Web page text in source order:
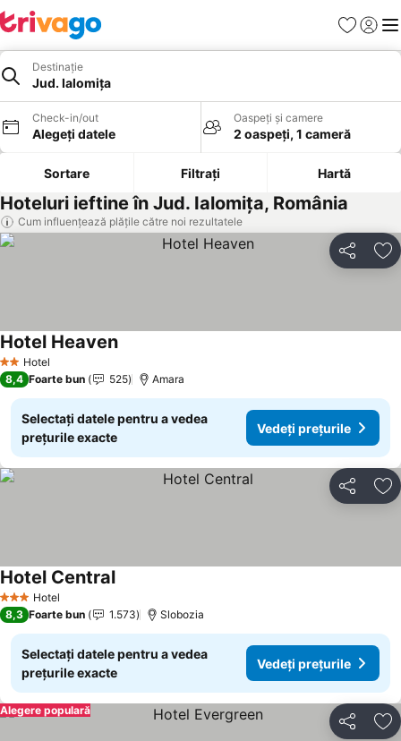
Favorite
Destinație
Jud. Ialomiţa
Check-in/out
Alegeți datele
Oaspeți și camere
2 oaspeți, 1 cameră
Sortare Filtrați Hartă
Hoteluri ieftine în Jud. Ialomiţa, România
Cum influențează plățile către noi rezultatele
Distribuiți
2 SteleHotel
Hotel Heaven
8,4 Foarte bun 525 Amara
Selectați datele pentru a vedea
prețurile exacte
Vedeți prețurile
Distribuiți
3 SteleHotel
Hotel Central
8,3 Foarte bun 1.573 Slobozia
Selectați datele pentru a vedea
prețurile exacte
Vedeți prețurile
Distribuiți
Alegere populară